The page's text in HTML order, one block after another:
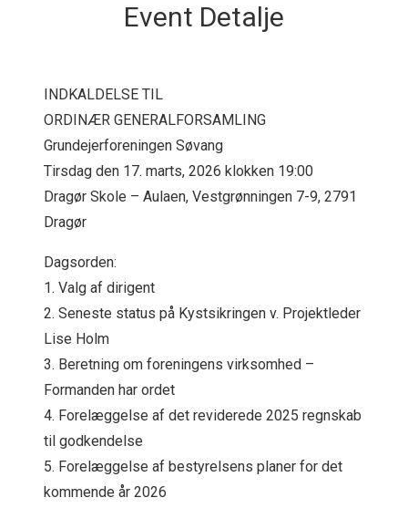
Event Detalje
INDKALDELSE TIL
ORDINÆR GENERALFORSAMLING
Grundejerforeningen Søvang
Tirsdag den 17. marts, 2026 klokken 19:00
Dragør Skole – Aulaen, Vestgrønningen 7-9, 2791
Dragør
Dagsorden:
1. Valg af dirigent
2. Seneste status på Kystsikringen v. Projektleder
Lise Holm
3. Beretning om foreningens virksomhed –
Formanden har ordet
4. Forelæggelse af det reviderede 2025 regnskab
til godkendelse
5. Forelæggelse af bestyrelsens planer for det
kommende år 2026